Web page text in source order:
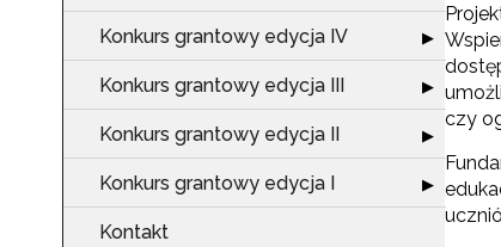
Konkurs grantowy edycja IV Rozwiń
▶
Konkurs grantowy edycja III Rozwiń
▶
Konkurs grantowy edycja II Rozwiń
▶
Konkurs grantowy edycja I Rozwiń
▶
Kontakt
czy